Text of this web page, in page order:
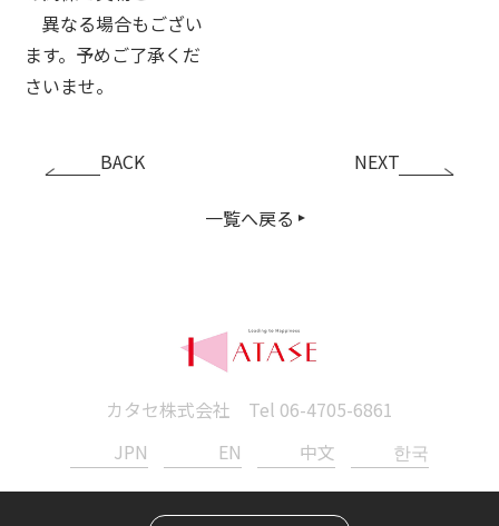
異なる場合もござい
ます。予めご了承くだ
さいませ。
BACK
一覧へ戻る
NEXT
カタセ株式会社 Tel 06-4705-6861
JPN
EN 中文 한국